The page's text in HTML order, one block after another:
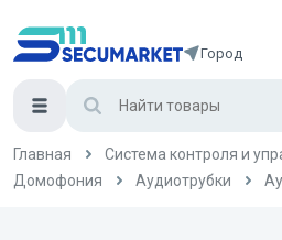
Город
Главная
Система контроля и
Домофония
Аудиотрубки